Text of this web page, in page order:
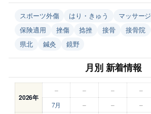
スポーツ外傷 はり・きゅう マッサージ
保険適用
挫傷 捻挫 接骨 接骨院
県北
鍼灸 鏡野
月別 新着情報
2026年
– – – –
7月
– – –